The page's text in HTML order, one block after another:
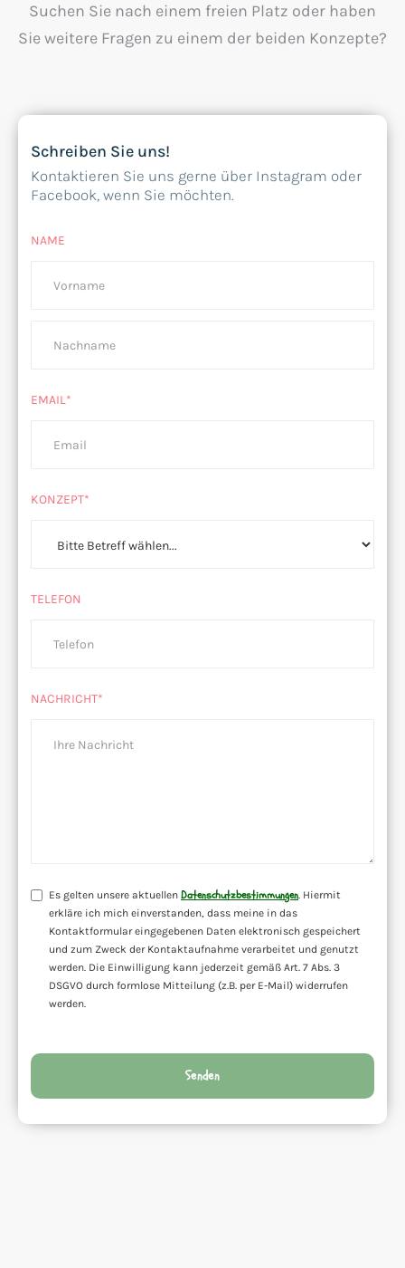
Suchen Sie nach einem freien Platz oder haben
Sie weitere Fragen zu einem der beiden Konzepte?
Schreiben Sie uns!
Kontaktieren Sie uns gerne über Instagram oder
Facebook, wenn Sie möchten.
NAME
EMAIL*
KONZEPT*
TELEFON
NACHRICHT*
Es gelten unsere aktuellen Datenschutzbestimmungen. Hiermit
erkläre ich mich einverstanden, dass meine in das
Kontaktformular eingegebenen Daten elektronisch gespeichert
und zum Zweck der Kontaktaufnahme verarbeitet und genutzt
werden. Die Einwilligung kann jederzeit gemäß Art. 7 Abs. 3
DSGVO durch formlose Mitteilung (z.B. per E-Mail) widerrufen
werden.